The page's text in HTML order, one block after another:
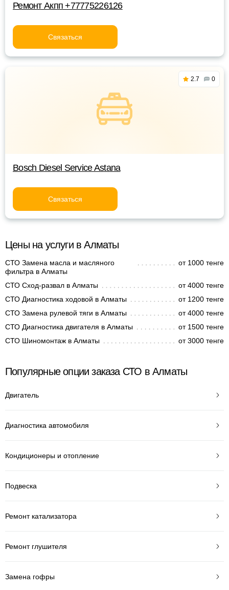
Ремонт Акпп +77775226126
Связаться
2.7 0
Bosch Diesel Service Astana
Связаться
Цены на услуги в Алматы
СТО Замена масла и масляного
фильтра в Алматы
от 1000 тенге
СТО Сход-развал в Алматы
от 4000 тенге
СТО Диагностика ходовой в Алматы
от 1200 тенге
СТО Замена рулевой тяги в Алматы
от 4000 тенге
СТО Диагностика двигателя в Алматы
от 1500 тенге
СТО Шиномонтаж в Алматы
от 3000 тенге
Популярные опции заказа СТО в Алматы
Двигатель
Диагностика автомобиля
Кондиционеры и отопление
Подвеска
Ремонт катализатора
Ремонт глушителя
Замена гофры